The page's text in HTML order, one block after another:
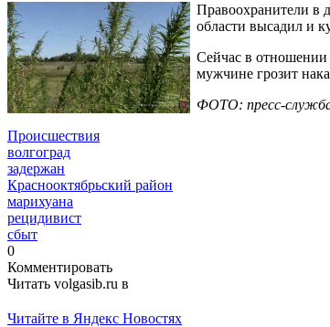
Правоохранители в
области высадил и
Сейчас в отношении
мужчине грозит
ФОТО: пресс-
Происшествия
волгоград
задержан
Краснооктябрьский район
марихуана
рецидивист
сбыт
0
Комментировать
Читать volgasib.ru в
Читайте в Яндекс Новостях